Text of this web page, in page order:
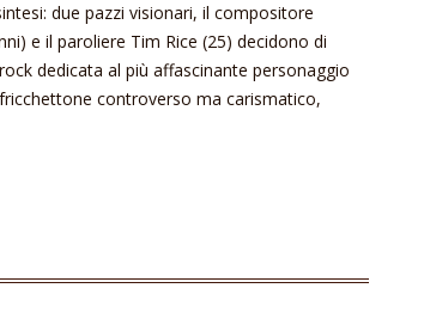
due pazzi visionari, il compositore
e il paroliere Tim Rice (25) decidono di
dedicata al più affascinante personaggio
controverso ma carismatico,